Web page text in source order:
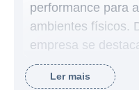
performance para
ambientes físicos.
empresa se
em fornecer
organizações a
Ler mais